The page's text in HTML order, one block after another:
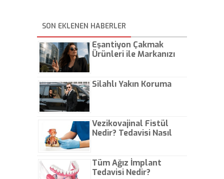
SON EKLENEN HABERLER
Eşantiyon Çakmak
Ürünleri ile Markanızı
Silahlı Yakın Koruma
Vezikovajinal Fistül
Nedir? Tedavisi Nasıl
Tüm Ağız İmplant
Tedavisi Nedir?